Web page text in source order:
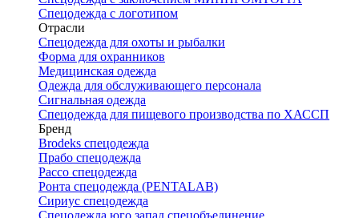
Спецодежда с логотипом
Отрасли
Спецодежда для охоты и рыбалки
Форма для охранников
Медицинская одежда
Одежда для обслуживающего персонала
Сигнальная одежда
Спецодежда для пищевого производства по ХАССП
Бренд
Brodeks спецодежда
Прабо спецодежда
Рассо спецодежда
Ронта спецодежда (PENTALAB)
Сириус спецодежда
Спецодежда юго запад спецобъединение